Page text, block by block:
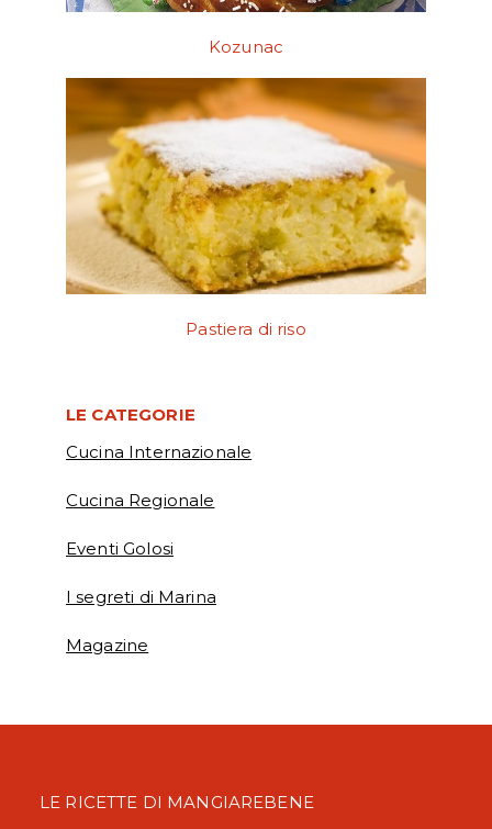
Kozunac
Pastiera di riso
LE CATEGORIE
Cucina Internazionale
Cucina Regionale
Eventi Golosi
I segreti di Marina
Magazine
LE RICETTE DI MANGIAREBENE